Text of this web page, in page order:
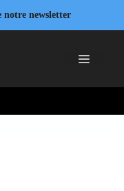
notre newsletter
Menu